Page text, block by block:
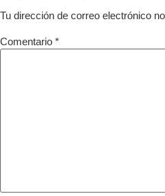
Tu dirección de correo electrónico
Comentario *